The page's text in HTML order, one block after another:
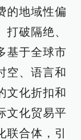
的地域性偏
破隔绝、
基于全球市
空、语言和
文化折扣和
文化贸易平
合体，引